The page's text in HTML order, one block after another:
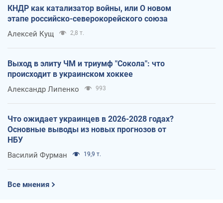
КНДР как катализатор войны, или О новом
этапе российско-северокорейского союза
Алексей Кущ 2,8 т.
Выход в элиту ЧМ и триумф "Сокола": что
происходит в украинском хоккее
Александр Липенко 993
Что ожидает украинцев в 2026-2028 годах?
Основные выводы из новых прогнозов от
НБУ
Василий Фурман 19,9 т.
Все мнения